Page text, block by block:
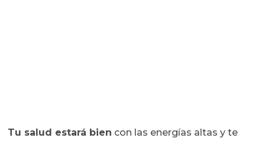
Tu salud estará bien con las energías altas y te